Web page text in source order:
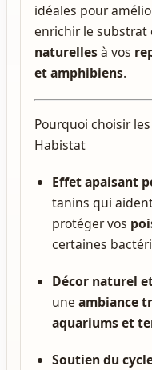
idéales pour
enrichir le substrat
naturellesà vos
et amphibiens.
Pourquoi choisir
Habistat
Effet apaisant
tanins qui
protéger vos
certaines
Décor naturel
uneambiance
aquariums et
Soutien du